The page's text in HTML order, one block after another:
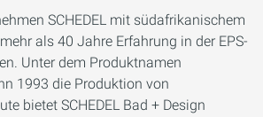
SCHEDEL mit südafrikanischem
als 40 Jahre Erfahrung in der EPS-
Unter dem Produktnamen
1993 die Produktion von
bietet SCHEDEL Bad + Design